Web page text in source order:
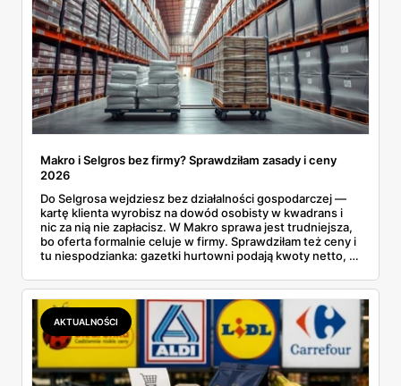
Makro i Selgros bez firmy? Sprawdziłam zasady i ceny
2026
Do Selgrosa wejdziesz bez działalności gospodarczej —
kartę klienta wyrobisz na dowód osobisty w kwadrans i
nic za nią nie zapłacisz. W Makro sprawa jest trudniejsza,
bo oferta formalnie celuje w firmy. Sprawdziłam też ceny i
tu niespodzianka: gazetki hurtowni podają kwoty netto, a
zawsze wygrywa — ta sama kawa ziarnista kosztuje w
Makro ponad dwa razy więcej niż w weekendowej
promocji dyskontu.
AKTUALNOŚCI